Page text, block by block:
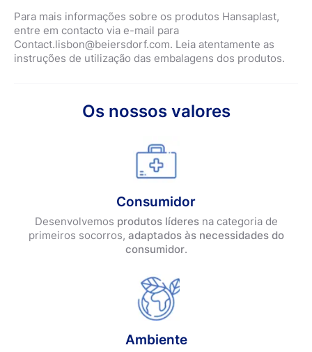
Para mais informações sobre os produtos Hansaplast,
entre em contacto via e-mail para
Contact.lisbon@beiersdorf.com. Leia atentamente as
instruções de utilização das embalagens dos produtos.
Os nossos valores
Consumidor
Desenvolvemos produtos líderesna categoria de
primeiros socorros, adaptados às necessidades do
consumidor.
Ambiente